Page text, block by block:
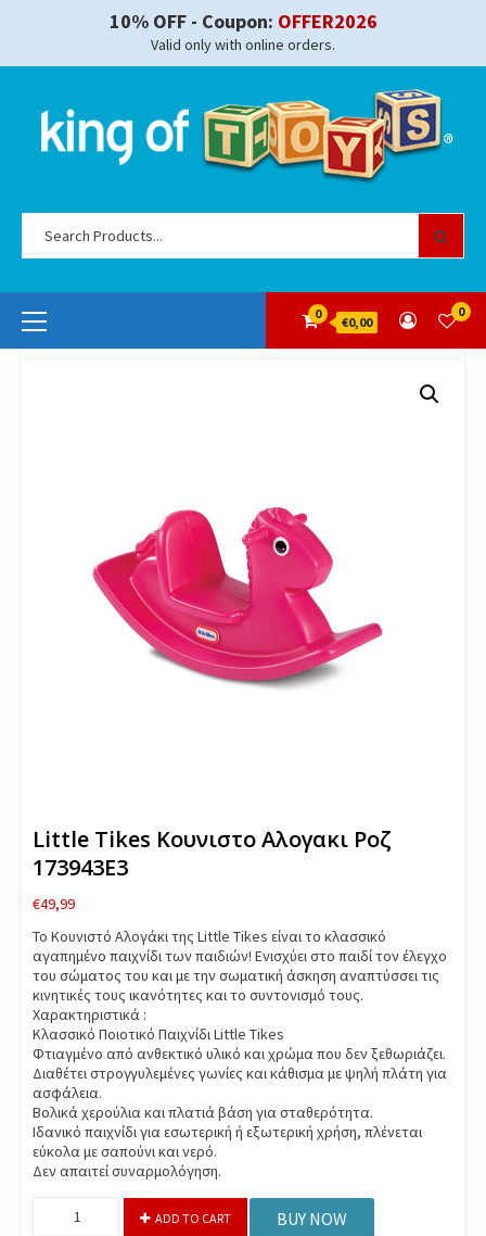
10% OFF - Coupon: OFFER2026
Valid only with online orders.
Primary
Menu
0
€0,00
0
Little Tikes Κουνιστο Αλογακι Ροζ
173943E3
€49,99
Το Κουνιστό Αλογάκι της Little Tikes είναι το κλασσικό
αγαπημένο παιχνίδι των παιδιών! Ενισχύει στο παιδί τον έλεγχο
του σώματος του και με την σωματική άσκηση αναπτύσσει τις
κινητικές τους ικανότητες και το συντονισμό τους.
Χαρακτηριστικά :
Κλασσικό Ποιοτικό Παιχνίδι Little Tikes
Φτιαγμένο από ανθεκτικό υλικό και χρώμα που δεν ξεθωριάζει.
Διαθέτει στρογγυλεμένες γωνίες και κάθισμα με ψηλή πλάτη για
ασφάλεια.
Βολικά χερούλια και πλατιά βάση για σταθερότητα.
Ιδανικό παιχνίδι για εσωτερική ή εξωτερική χρήση, πλένεται
εύκολα με σαπούνι και νερό.
Δεν απαιτεί συναρμολόγηση.
ADD TO CART BUY NOW